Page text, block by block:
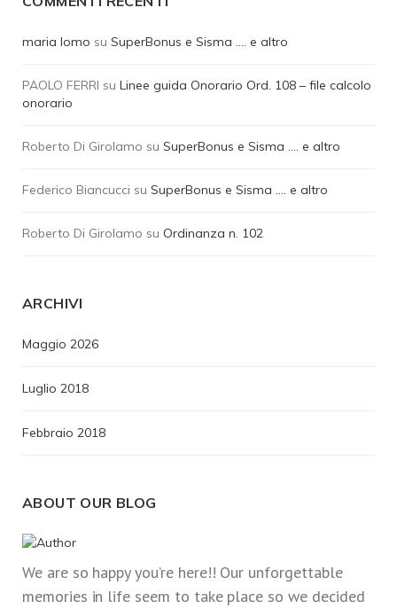
maria lomo su SuperBonus e Sisma …. e altro
PAOLO FERRI su Linee guida Onorario Ord. 108 – file calcolo
onorario
Roberto Di Girolamo su SuperBonus e Sisma …. e altro
Federico Biancucci su SuperBonus e Sisma …. e altro
Roberto Di Girolamo su Ordinanza n. 102
ARCHIVI
Maggio 2026
Luglio 2018
Febbraio 2018
ABOUT OUR BLOG
We are so happy you’re here!! Our unforgettable
memories in life seem to take place so we decided